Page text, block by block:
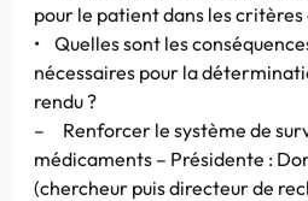
pour le patient dans les critères
• Quelles sont les
nécessaires pour la
rendu ?
– Renforcer le système de
médicaments – Présidente :
(chercheur puis directeur de